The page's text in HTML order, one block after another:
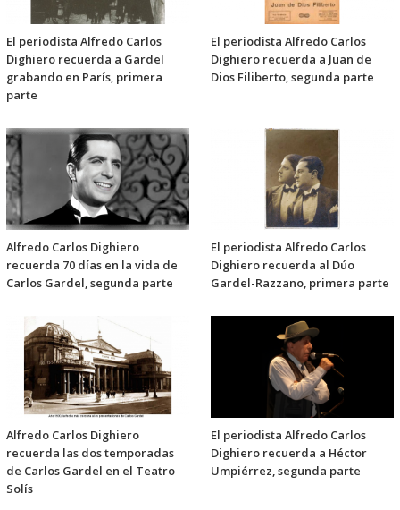
El periodista Alfredo Carlos
Dighiero recuerda a Gardel
grabando en París, primera
parte
El periodista Alfredo Carlos
Dighiero recuerda a Juan de
Dios Filiberto, segunda parte
Alfredo Carlos Dighiero
recuerda 70 días en la vida de
Carlos Gardel, segunda parte
El periodista Alfredo Carlos
Dighiero recuerda al Dúo
Gardel-Razzano, primera parte
Alfredo Carlos Dighiero
recuerda las dos temporadas
de Carlos Gardel en el Teatro
Solís
El periodista Alfredo Carlos
Dighiero recuerda a Héctor
Umpiérrez, segunda parte